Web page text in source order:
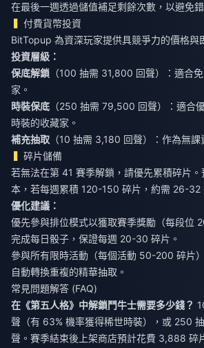
在最後一週透過儲值補足剩餘次數，以避免
付費貨幣投資
BitTopup 為資深玩家提供具競爭力的價格與
投資層級：
保底解鎖 （100 抽需 31,800 回聲）：適合
家。
時裝保底 （250 抽需 79,500 回聲）：適合
時裝的收藏家。
補充抽取 （10 抽需 3,180 回聲）：作為無課
碎片儲備
若無法在第 41 賽季解鎖，請優先累積碎片
本，若每週累積 120-150 碎片，約需 26-32
優化建議：
優先參與排位模式以獲取賽季獎勵（每段位
完成每日骰子，保證每週 20-30 碎片。
參與所有限時活動（每個活動 50-200 碎片）
自動轉換重複的精華抽取。
常見問題解答 (FAQ)
在《第五人格》中解鎖鬥牛士需要多少錢？
聲（有 63% 機率獲得稀世時裝），或 250
聲。賽季結束後上架商店預計花費 3,888 碎